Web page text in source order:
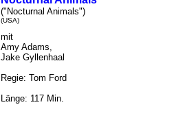
("Nocturnal Animals")
(USA)
mit
Amy Adams,
Jake Gyllenhaal
Regie: Tom Ford
Länge: 117 Min.